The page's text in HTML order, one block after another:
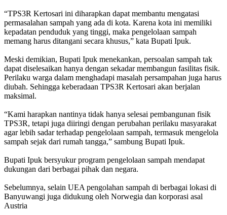
“TPS3R Kertosari ini diharapkan dapat membantu mengatasi
permasalahan sampah yang ada di kota. Karena kota ini memiliki
kepadatan penduduk yang tinggi, maka pengelolaan sampah
memang harus ditangani secara khusus,” kata Bupati Ipuk.
Meski demikian, Bupati Ipuk menekankan, persoalan sampah tak
dapat diselesaikan hanya dengan sekadar membangun fasilitas fisik.
Perilaku warga dalam menghadapi masalah persampahan juga harus
diubah. Sehingga keberadaan TPS3R Kertosari akan berjalan
maksimal.
“Kami harapkan nantinya tidak hanya selesai pembangunan fisik
TPS3R, tetapi juga diiringi dengan perubahan perilaku masyarakat
agar lebih sadar terhadap pengelolaan sampah, termasuk mengelola
sampah sejak dari rumah tangga,” sambung Bupati Ipuk.
Bupati Ipuk bersyukur program pengelolaan sampah mendapat
dukungan dari berbagai pihak dan negara.
Sebelumnya, selain UEA pengolahan sampah di berbagai lokasi di
Banyuwangi juga didukung oleh Norwegia dan korporasi asal
Austria